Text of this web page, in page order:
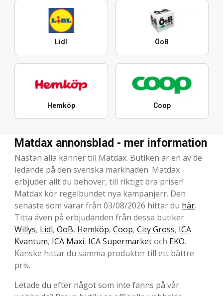
Lidl ÖoB
Hemköp Coop
Matdax annonsblad - mer information
Nästan alla känner till Matdax. Butiken är en av de
ledande på den svenska marknaden. Matdax
erbjuder allt du behöver, till riktigt bra priser!
Matdax kör regelbundet nya kampanjerr. Den
senaste som varar från 03/08/2026 hittar du här.
Titta även på erbjudanden från dessa butiker
Willys, Lidl, ÖoB, Hemköp, Coop, City Gross, ICA
Kvantum, ICA Maxi, ICA Supermarketoch EKO.
Kanske hittar du samma produkter till ett bättre
pris.
Letade du efter något som inte fanns på vår